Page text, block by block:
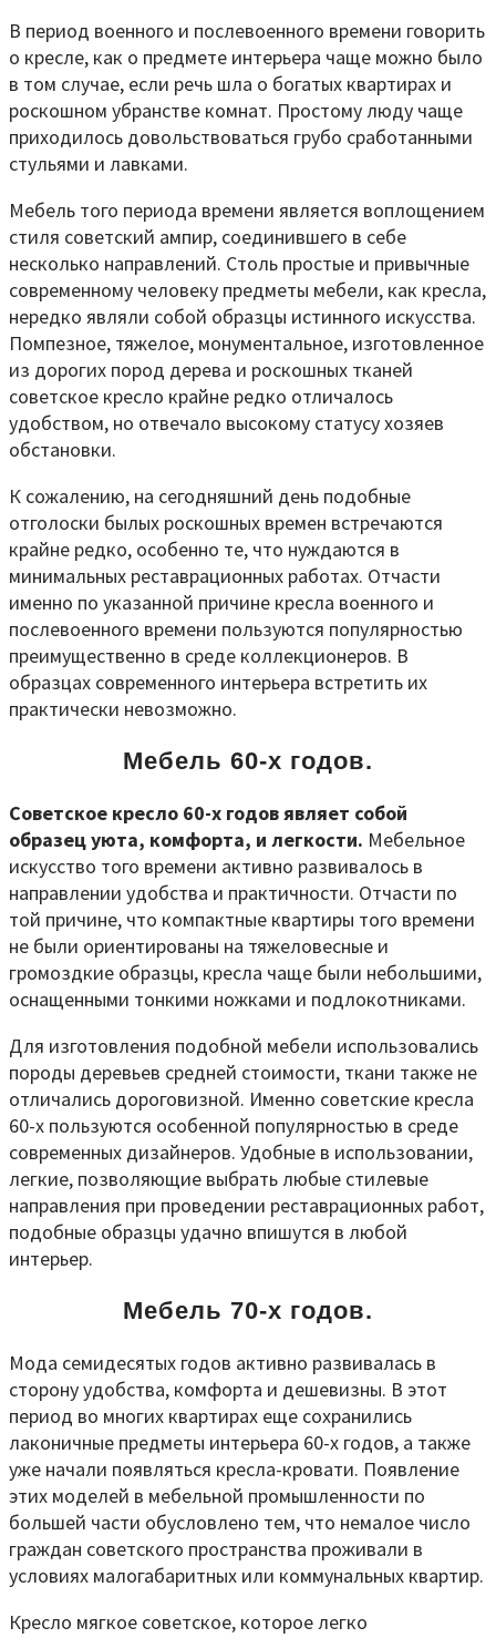
В период военного и послевоенного времени говорить
о кресле, как о предмете интерьера чаще можно было
в том случае, если речь шла о богатых квартирах и
роскошном убранстве комнат. Простому люду чаще
приходилось довольствоваться грубо сработанными
стульями и лавками.
Мебель того периода времени является воплощением
стиля советский ампир, соединившего в себе
несколько направлений. Столь простые и привычные
современному человеку предметы мебели, как кресла,
нередко являли собой образцы истинного искусства.
Помпезное, тяжелое, монументальное, изготовленное
из дорогих пород дерева и роскошных тканей
советское кресло крайне редко отличалось
удобством, но отвечало высокому статусу хозяев
обстановки.
К сожалению, на сегодняшний день подобные
отголоски былых роскошных времен встречаются
крайне редко, особенно те, что нуждаются в
минимальных реставрационных работах. Отчасти
именно по указанной причине кресла военного и
послевоенного времени пользуются популярностью
преимущественно в среде коллекционеров. В
образцах современного интерьера встретить их
практически невозможно.
Мебель 60-х годов.
Советское кресло 60-х годов являет собой
образец уюта, комфорта, и легкости. Мебельное
искусство того времени активно развивалось в
направлении удобства и практичности. Отчасти по
той причине, что компактные квартиры того времени
не были ориентированы на тяжеловесные и
громоздкие образцы, кресла чаще были небольшими,
оснащенными тонкими ножками и подлокотниками.
Для изготовления подобной мебели использовались
породы деревьев средней стоимости, ткани также не
отличались дороговизной. Именно советские кресла
60-х пользуются особенной популярностью в среде
современных дизайнеров. Удобные в использовании,
легкие, позволяющие выбрать любые стилевые
направления при проведении реставрационных работ,
подобные образцы удачно впишутся в любой
интерьер.
Мебель 70-х годов.
Мода семидесятых годов активно развивалась в
сторону удобства, комфорта и дешевизны. В этот
период во многих квартирах еще сохранились
лаконичные предметы интерьера 60-х годов, а также
уже начали появляться кресла-кровати. Появление
этих моделей в мебельной промышленности по
большей части обусловлено тем, что немалое число
граждан советского пространства проживали в
условиях малогабаритных или коммунальных квартир.
Кресло мягкое советское, которое легко